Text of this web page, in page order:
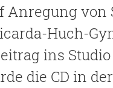
Anregung von
Huch-
ins
die CD in